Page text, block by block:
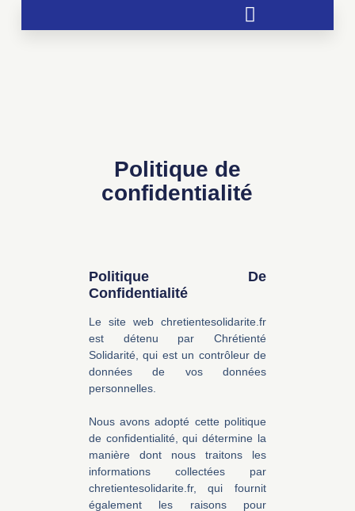
Politique de
confidentialité
Politique De
Confidentialité
Le site web chretientesolidarite.fr
est détenu par Chrétienté
Solidarité, qui est un contrôleur de
données de vos données
personnelles.
Nous avons adopté cette politique
de confidentialité, qui détermine la
manière dont nous traitons les
informations collectées par
chretientesolidarite.fr, qui fournit
également les raisons pour